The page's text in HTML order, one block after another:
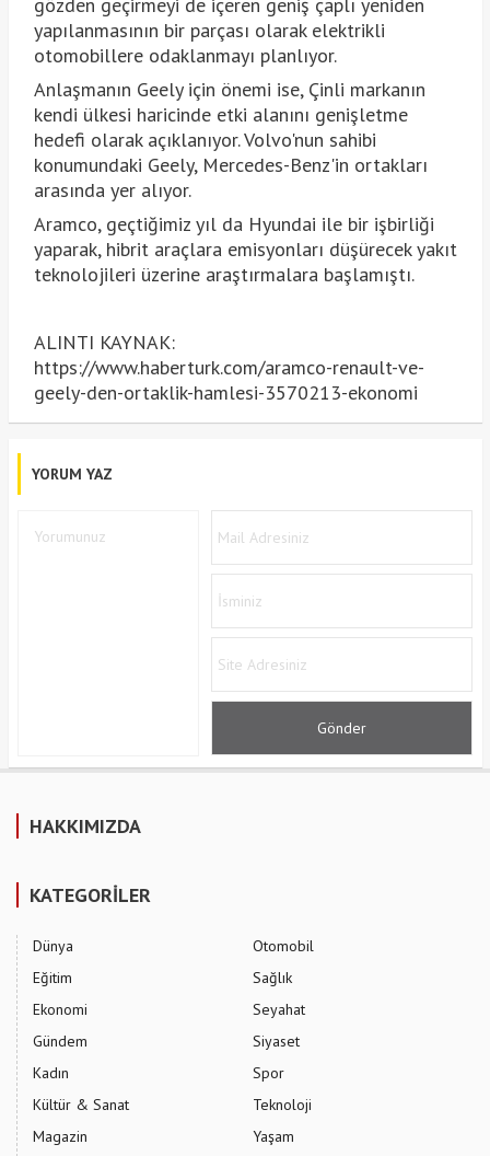
yapılanmasının bir parçası olarak elektrikli
otomobillere odaklanmayı planlıyor.
Anlaşmanın Geely için önemi ise, Çinli markanın
kendi ülkesi haricinde etki alanını genişletme
hedefi olarak açıklanıyor. Volvo'nun sahibi
konumundaki Geely, Mercedes-Benz'in ortakları
arasında yer alıyor.
Aramco, geçtiğimiz yıl da Hyundai ile bir işbirliği
yaparak, hibrit araçlara emisyonları düşürecek yakıt
teknolojileri üzerine araştırmalara başlamıştı.
ALINTI KAYNAK:
https://www.haberturk.com/aramco-renault-ve-
geely-den-ortaklik-hamlesi-3570213-ekonomi
YORUM YAZ
HAKKIMIZDA
KATEGORİLER
Dünya
Eğitim
Ekonomi
Gündem
Kadın
Kültür & Sanat
Magazin
Otomobil
Sağlık
Seyahat
Siyaset
Spor
Teknoloji
Yaşam